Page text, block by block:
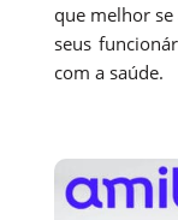
que melhor se
seus
com a saúde.